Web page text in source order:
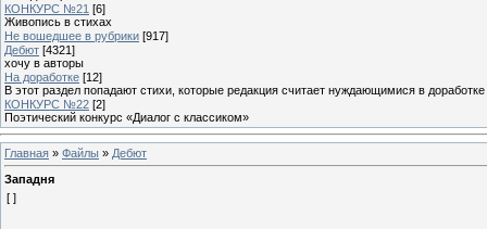
КОНКУРС №21 [6]
Живопись в стихах
Не вошедшее в рубрики [917]
Дебют [4321]
хочу в авторы
На доработке [12]
В этот раздел попадают стихи, которые редакция считает нуждающимися в доработке
КОНКУРС №22 [2]
Поэтический конкурс «Диалог с классиком»
Главная » Файлы » Дебют
Западня
[ ]